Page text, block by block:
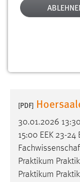
Gesucht nach
[PDF]
30.01.2026
15:00 EEK 23-24
Praktikum
Praktikum
Website
Name: